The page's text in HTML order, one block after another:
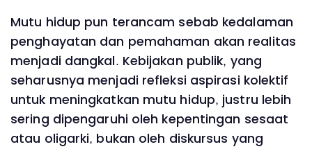
Mutu hidup pun terancam sebab kedalaman
penghayatan dan pemahaman akan realitas
menjadi dangkal. Kebijakan publik, yang
seharusnya menjadi refleksi aspirasi kolektif
untuk meningkatkan mutu hidup, justru lebih
sering dipengaruhi oleh kepentingan sesaat
atau oligarki, bukan oleh diskursus yang